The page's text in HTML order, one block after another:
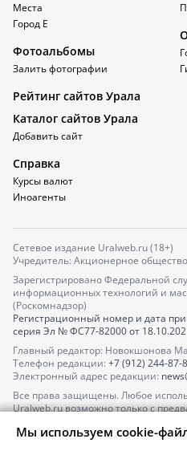
Места
Город Е
Фотоальбомы
Залить фотографии
Рейтинг сайтов Урала
Каталог сайтов Урала
Добавить сайт
Справка
Курсы валют
Иноагенты
Сетевое издание Uralweb.ru (18+)
Учредитель: Акционерное
Зарегистрировано Федеральной
информационных технологий и
(Роскомнадзор)
Регистрационный номер и дата
серия Эл № ФС77-82000от
Главный редактор: Новокшонова
Телефон редакции: +7 (912) 244-87-
Электронный адрес редакции:
Все права защищены. Любое
Uralweb.ru возможно только с
По вопросам размещения рекламы
Мы используем cookie-